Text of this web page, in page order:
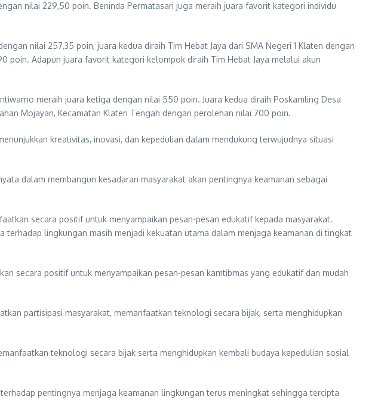
nilai 229,50 poin. Beninda Permatasari juga meraih juara favorit kategori individu
nilai 257,35 poin, juara kedua diraih Tim Hebat Jaya dari SMA Negeri 1 Klaten dengan
poin. Adapun juara favorit kategori kelompok diraih Tim Hebat Jaya melalui akun
meraih juara ketiga dengan nilai 550 poin. Juara kedua diraih Poskamling Desa
Mojayan, Kecamatan Klaten Tengah dengan perolehan nilai 700 poin.
kreativitas, inovasi, dan kepedulian dalam mendukung terwujudnya situasi
dalam membangun kesadaran masyarakat akan pentingnya keamanan sebagai
secara positif untuk menyampaikan pesan-pesan edukatif kepada masyarakat.
lingkungan masih menjadi kekuatan utama dalam menjaga keamanan di tingkat
secara positif untuk menyampaikan pesan-pesan kamtibmas yang edukatif dan mudah
partisipasi masyarakat, memanfaatkan teknologi secara bijak, serta menghidupkan
teknologi secara bijak serta menghidupkan kembali budaya kepedulian sosial
pentingnya menjaga keamanan lingkungan terus meningkat sehingga tercipta